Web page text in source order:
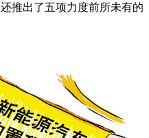
推出了五项力度前所未有的